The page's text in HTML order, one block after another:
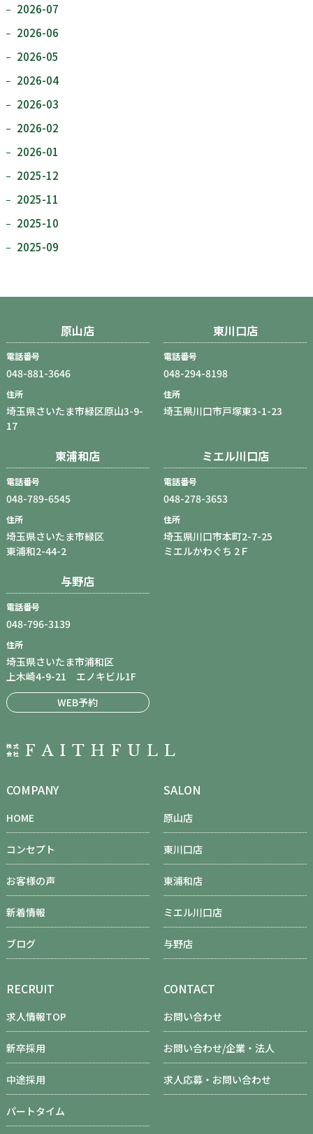
2026-07
2026-06
2026-05
2026-04
2026-03
2026-02
2026-01
2025-12
2025-11
2025-10
2025-09
原山店
電話番号
048-881-3646
住所
埼玉県さいたま市緑区原山3-9-
17
東川口店
電話番号
048-294-8198
住所
埼玉県川口市戸塚東3-1-23
東浦和店
電話番号
048-789-6545
住所
埼玉県さいたま市緑区
東浦和2-44-2
ミエル川口店
電話番号
048-278-3653
住所
埼玉県川口市本町2-7-25
ミエルかわぐち 2Ｆ
与野店
電話番号
048-796-3139
住所
埼玉県さいたま市浦和区
上木崎4-9-21 エノキビル1F
WEB予約
COMPANY
HOME
コンセプト
お客様の声
新着情報
ブログ
SALON
原山店
東川口店
東浦和店
ミエル川口店
与野店
RECRUIT
求人情報TOP
新卒採用
中途採用
パートタイム
CONTACT
お問い合わせ
お問い合わせ/企業・法人
求人応募・お問い合わせ